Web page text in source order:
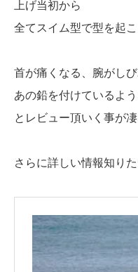
上げ当初から
全てスイム型で型を起こ
首が痛くなる、腕がし
あの鉛を付けているよ
とレビュー頂いく事が凄
さらに詳しい情報知り